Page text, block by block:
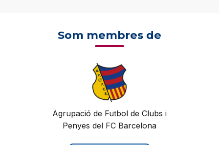
Som membres de
Agrupació de Futbol de Clubs i
Penyes del FC Barcelona